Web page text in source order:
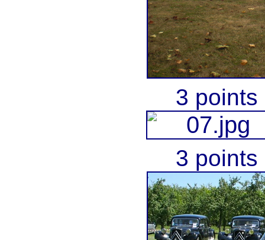
3 points
3 points